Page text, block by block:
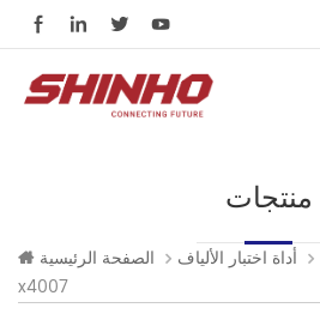
منتجات
الصفحة الرئيسية أداة اختبار الألياف
x4007